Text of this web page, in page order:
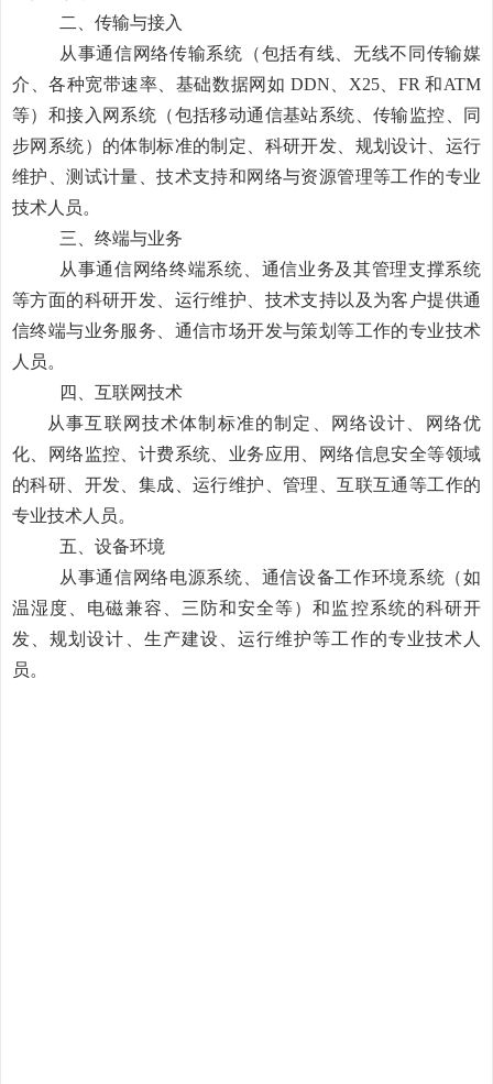
二、传输与接入
从事通信网络传输系统（包括有线、无线不同传输媒
介、各种宽带速率、基础数据网如 DDN X25、 FR和ATM
等）和接入网系统（包括移动通信基站系统、传输监控、同
步网系统）的体制标准的制定、科研开发、规划设计、运行
维护、测试计量、技术支持和网络与资源管理等工作的专业
技术人员。
三、终端与业务
从事通信网络终端系统、通信业务及其管理支撑系统
等方面的科研开发、运行维护、技术支持以及为客户提供通
信终端与业务服务、通信市场开发与策划等工作的专业技术
人员。
四、互联网技术
从事互联网技术体制标准的制定、网络设计、网络优
化、网络监控、计费系统、业务应用、网络信息安全等领域
的科研、开发、集成、运行维护、管理、互联互通等工作的
专业技术人员。
五、设备环境
从事通信网络电源系统、通信设备工作环境系统（如
温湿度、电磁兼容、三防和安全等）和监控系统的科研开
发、规划设计、生产建设、运行维护等工作的专业技术人
员。